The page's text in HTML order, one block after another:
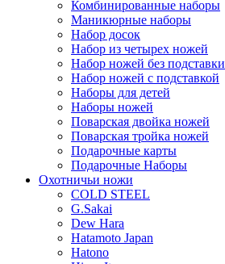
Комбинированные наборы
Маникюрные наборы
Набор досок
Набор из четырех ножей
Набор ножей без подставки
Набор ножей с подставкой
Наборы для детей
Наборы ножей
Поварская двойка ножей
Поварская тройка ножей
Подарочные карты
Подарочные Наборы
Охотничьи ножи
COLD STEEL
G.Sakai
Dew Hara
Hatamoto Japan
Hatono